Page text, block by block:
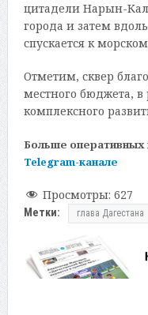
цитадели Нарын-
города и затем
спускается к
Отметим, сквер
местного бюджета,
комплексного
Больше оперативных
Telegram-канале
Просмотры: 627
Метки: глава Дагестана